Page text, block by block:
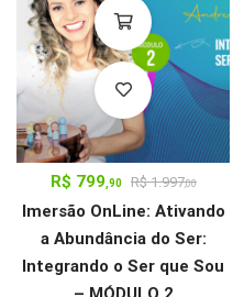
R$ 799,90 R$1.997,00
Imersão OnLine: Ativando
a Abundância do Ser:
Integrando o Ser que Sou